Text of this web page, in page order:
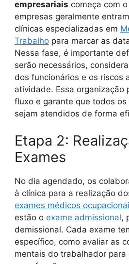
empresariais começa com
empresas geralmente
clínicas especializadas em
Trabalho para marcar as
Nessa fase, é importante
serão necessários,
dos funcionários e os riscos
atividade. Essa organização
fluxo e garante que todos
sejam atendidos de forma
Etapa 2:
Exames
No dia agendado, os
à clínica para a realização
exames médicos
estão o exame admissional,
demissional. Cada exame
específico, como avaliar as
mentais do trabalhador para